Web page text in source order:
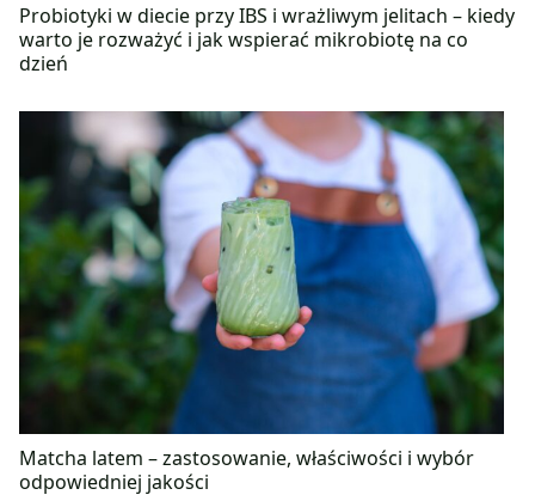
Probiotyki w diecie przy IBS i wrażliwym jelitach – kiedy
warto je rozważyć i jak wspierać mikrobiotę na co
dzień
Matcha latem – zastosowanie, właściwości i wybór
odpowiedniej jakości